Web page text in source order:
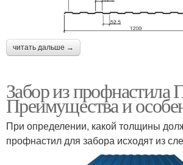
читать дальше →
Забор из профнастила
Преимущества и
При определении, какой толщины
профнастил для забора исходят из